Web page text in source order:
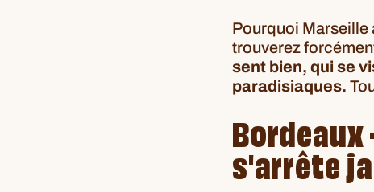
Pourquoi Marseille
trouverez
sent bien, qui se
paradisiaques.
Bordeaux
s'arrête